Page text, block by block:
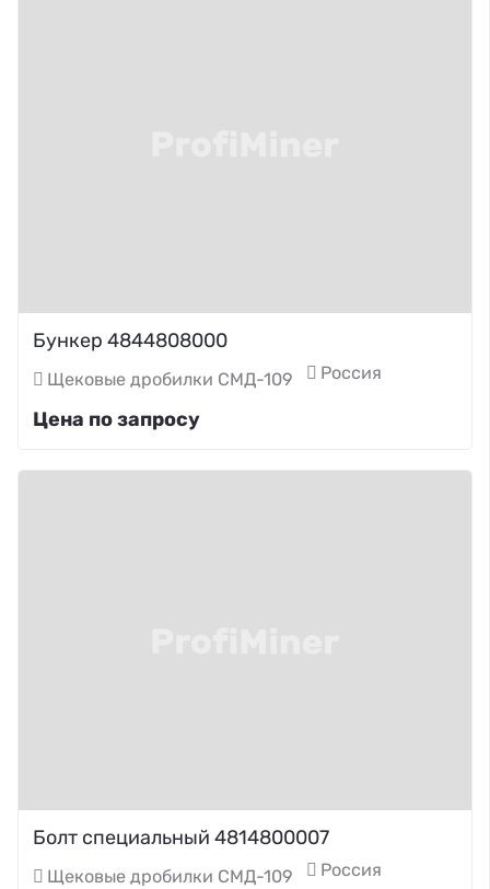
Бункер 4844808000
Щековые дробилки СМД-109 Россия
Цена по запросу
Болт специальный 4814800007
Щековые дробилки СМД-109 Россия